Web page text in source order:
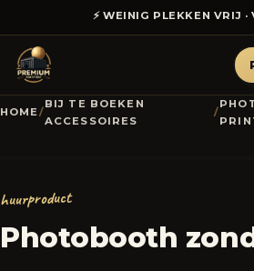
⚡ WEINIG PLEKKEN VRIJ ·
HOME/
BIJ TE BOEKEN
ACCESSOIRES
/
huurproduct
Photobooth